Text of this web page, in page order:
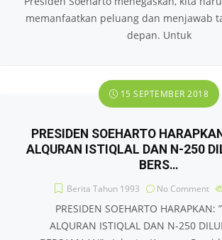
memanfaatkan peluang dan menjawab
depan. Untuk
15 SEPTEMBER 2018
PRESIDEN SOEHARTO
ALQURAN ISTIQLAL DAN N-250
BERS…
Berita Tahun 1993 No Comment
PRESIDEN SOEHARTO HARAPKAN:
ALQURAN ISTIQLAL DAN N-250